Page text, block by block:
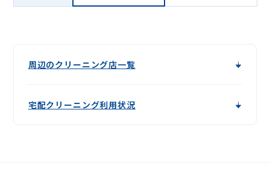
周辺のクリーニング店一覧
宅配クリーニング利用状況